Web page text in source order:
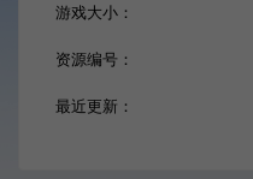
游戏大小：
资源编号：
最近更新：